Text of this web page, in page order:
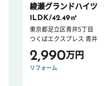
綾瀬グランドハイツ
1LDK/42.49㎡
東京都足立区青井5丁目
つくばエクスプレス 青井
2,990万円
リフォーム